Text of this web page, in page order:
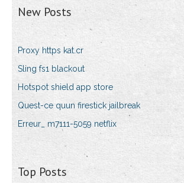
New Posts
Proxy https kat.cr
Sling fs1 blackout
Hotspot shield app store
Quest-ce quun firestick jailbreak
Erreur_ m7111-5059 netflix
Top Posts